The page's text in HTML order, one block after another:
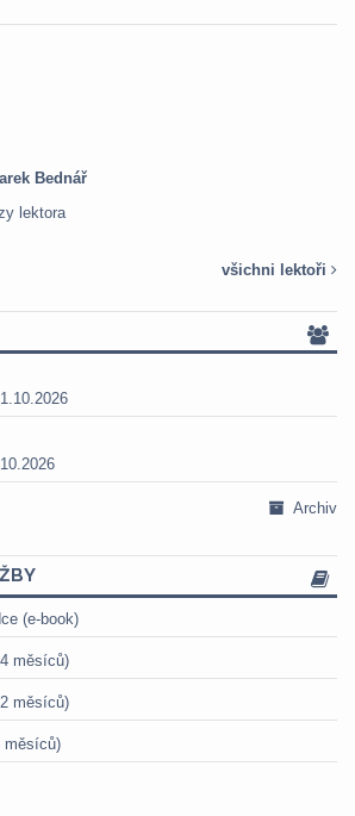
Bednář
lektora
všichni lektoři
Archiv
(e-book)
měsíců)
měsíců)
měsíců)